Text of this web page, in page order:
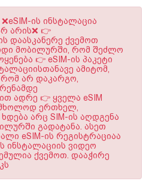
ის ინსტალაცია
არის❌ 👉
დაასკანერე ქვემოთ
მობილურში, რომ შეძლო
👉 eSIM-ის პაკეტი
ამიტომ,
რომ არ დაკარგო,
ადრე 👉 ყველა eSIM
ერთხელ,
არც SIM-ის აღდგენა
გადატანა. ასეთ
eSIM-ის რეგისტრაციაა
ინსტალაციის ვიდეო
ქვემოთ. დააჭირე